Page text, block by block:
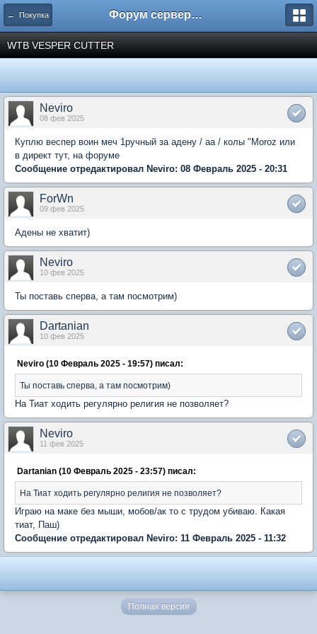
← Покупка Форум сервера www.L2Nezabudka.ru
WTB VESPER CUTTER
Neviro
08 фев 2025
Куплю веспер воин меч 1ручный за адену / аа / колы "Moroz или
в директ тут, на форуме
Сообщение отредактировал Neviro: 08 Февраль 2025 - 20:31
ForWn
09 фев 2025
Адены не хватит)
Neviro
10 фев 2025
Ты поставь сперва, а там посмотрим)
Dartanian
10 фев 2025
Neviro (10 Февраль 2025 - 19:57) писал:
Ты поставь сперва, а там посмотрим)
На Тиат ходить регулярно религия не позволяет?
Neviro
11 фев 2025
Dartanian (10 Февраль 2025 - 23:57) писал:
На Тиат ходить регулярно религия не позволяет?
Играю на маке без мыши, мобов/ак то с трудом убиваю. Какая
тиат, Паш)
Сообщение отредактировал Neviro: 11 Февраль 2025 - 11:32
Полная версия